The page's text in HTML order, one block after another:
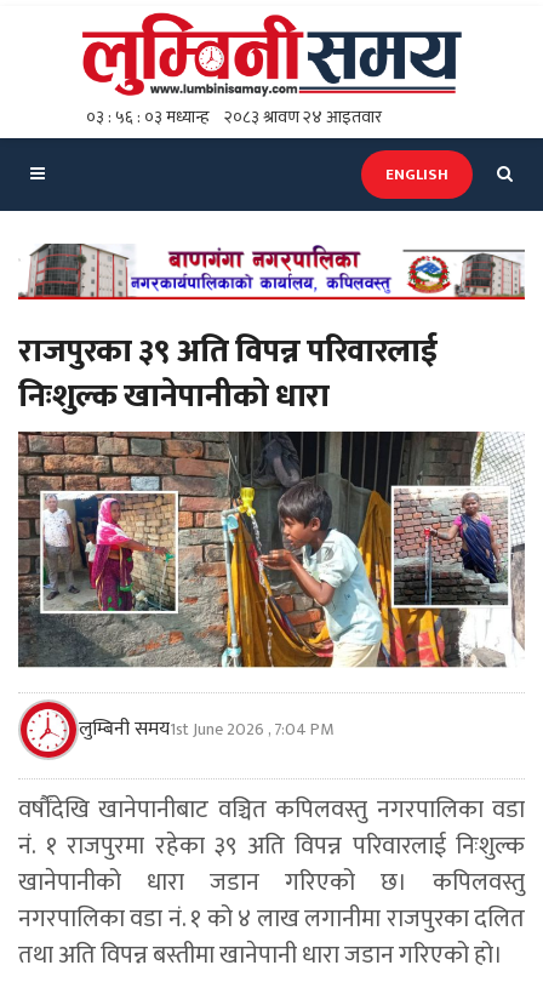
ENGLISH
राजपुरका ३९ अति विपन्न परिवारलाई
निःशुल्क खानेपानीको धारा
लुम्बिनी समय1st June 2026 , 7:04 PM
वर्षौंदेखि खानेपानीबाट वञ्चित कपिलवस्तु नगरपालिका वडा
नं. १ राजपुरमा रहेका ३९ अति विपन्न परिवारलाई निःशुल्क
खानेपानीको धारा जडान गरिएको छ। कपिलवस्तु
नगरपालिका वडा नं. १ को ४ लाख लगानीमा राजपुरका दलित
तथा अति विपन्न बस्तीमा खानेपानी धारा जडान गरिएको हो।